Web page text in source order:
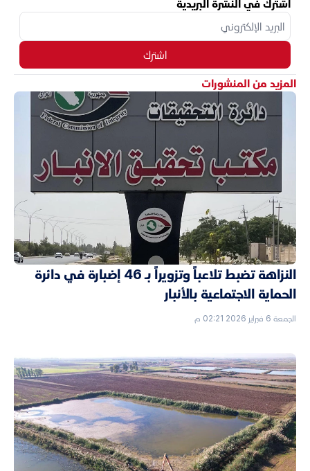
اشترك في النشرة البريدية
اشترك
المزيد من المنشورات
النزاهة تضبط تلاعباً وتزويراً بـ 46 إضبارة في دائرة
الحماية الاجتماعية بالأنبار
الجمعة 6 فبراير 2026 02:21 م